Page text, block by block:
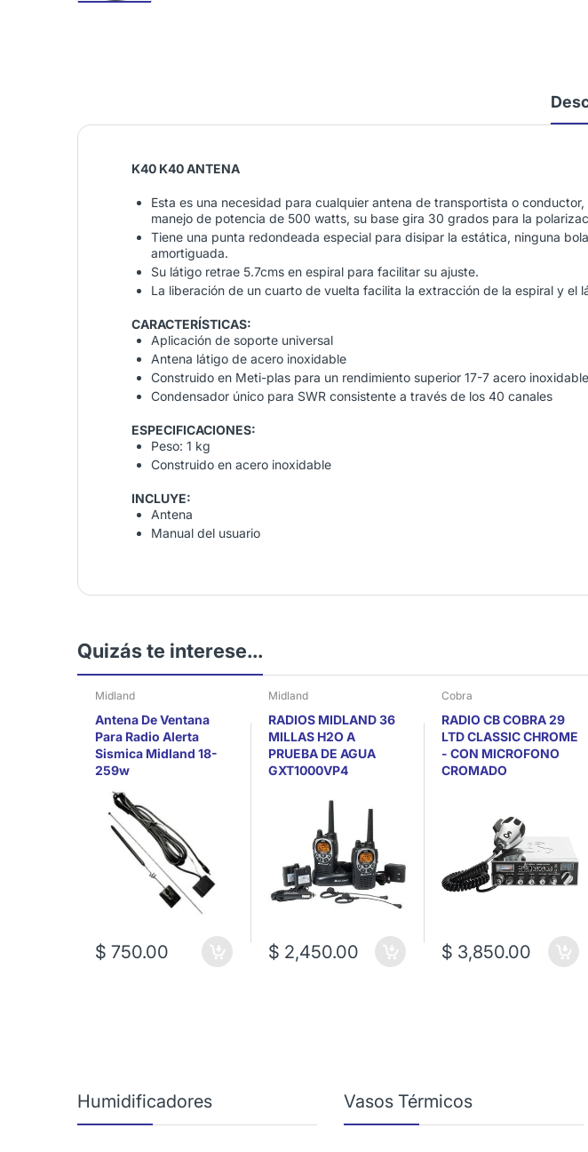
K40 K40 ANTENA
Esta es una necesidad para cualquier antena de transportista o
manejo de potencia de 500 watts, su base gira 30 grados para la
Tiene una punta redondeada especial para disipar la estática, ninguna
amortiguada.
Su látigo retrae 5.7cms en espiral para facilitar su ajuste.
La liberación de un cuarto de vuelta facilita la extracción de la espiral y el
CARACTERÍSTICAS:
Aplicación de soporte universal
Antena látigo de acero inoxidable
Construido en Meti-plas para un rendimiento superior 17-7 acero inoxidable
Condensador único para SWR consistente a través de los 40 canales
ESPECIFICACIONES:
Peso: 1 kg
Construido en acero inoxidable
INCLUYE:
Antena
Manual del usuario
Quizás te interese...
Midland
Antena De Ventana
Para Radio Alerta
Sismica Midland 18-
259w
$ 750.00
Midland
RADIOS MIDLAND 36
MILLAS H2O A
PRUEBA DE AGUA
GXT1000VP4
$ 2,450.00
Cobra
RADIO CB COBRA 29
LTD CLASSIC CHROME
- CON MICROFONO
CROMADO
$ 3,850.00
Humidificadores Vasos Térmicos